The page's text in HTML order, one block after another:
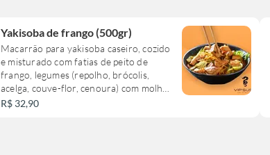
Yakisoba de frango (500gr)
Macarrão para yakisoba caseiro, cozido
e misturado com fatias de peito de
frango, legumes (repolho, brócolis,
acelga, couve-flor, cenoura) com molho
de yakisoba da casa.
R$ 32,90